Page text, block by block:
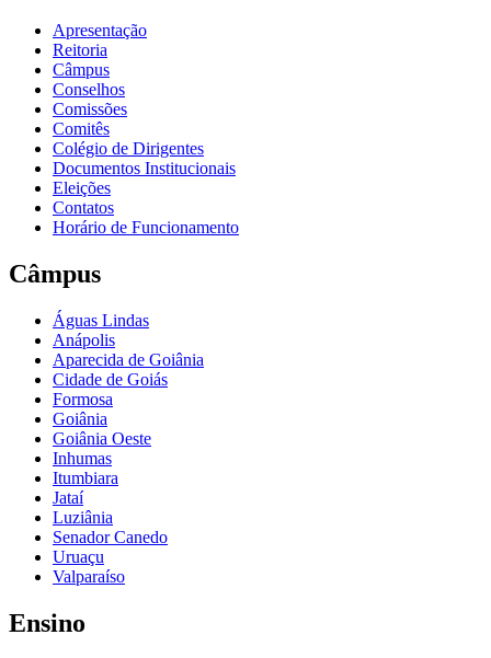
Apresentação
Reitoria
Câmpus
Conselhos
Comissões
Comitês
Colégio de Dirigentes
Documentos Institucionais
Eleições
Contatos
Horário de Funcionamento
Câmpus
Águas Lindas
Anápolis
Aparecida de Goiânia
Cidade de Goiás
Formosa
Goiânia
Goiânia Oeste
Inhumas
Itumbiara
Jataí
Luziânia
Senador Canedo
Uruaçu
Valparaíso
Ensino